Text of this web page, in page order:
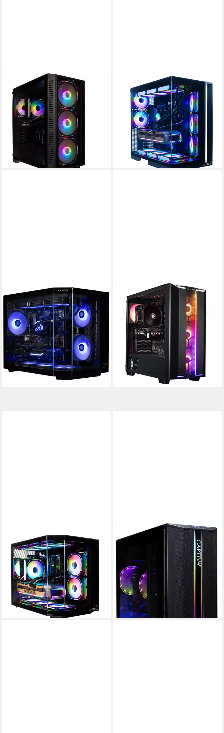
CAPTIVA
Highend Gaming R88-679 PC
AMD Ryzen 9
Prozessor
Radeon™ RX 9070 XT 16 GB
64 GB DDR5
Arbeitsspeicher
ab 2.990,67 € UVP3.399,00 €
86,83 €
mtl. in 48 Raten
in 3-4 Werktagen bei dir
Highend Gaming R90-367 PC
AMD Ryzen 9 Prozessor
GeForce® RTX™ 5080 16 GB
64 GB DDR5 Arbeitsspeicher
ab 4.253,89 € UVP
4.699,00 €
123,50 €mtl. in 48 Raten
in 3-4 Werktagen bei dir
CAPTIVA
Highend Gaming R89-652 PC
AMD Ryzen 7 Prozessor
GeForce® RTX™ 5070 Ti 16 GB
Grafikkarte
32 GB DDR5 Arbeitsspeicher
ab 2.490,63 € UVP 2.899,00 €
72,31 €mtl. in 48 Raten
-14%
in 3-4 Werktagen bei dir
CAPTIVA
Ultimate Gaming R90-968
PC
AMD Ryzen 5
Prozessor
GeForce® RTX™ 5090 32 GB
32 GB DDR5 Arbeitsspeicher
ab 5.535,00 €
5.999,00 €
160,70 €mtl. in 48 Raten
-8%
in 3-4 Werktagen bei dir
Entry Gaming R92-493 PC
AMD Ryzen 7 Prozessor
GeForce® RTX™ 5060 8 GB Grafikkarte
16 GB DDR4 Arbeitsspeicher
ab 1.195,72 € UVP1.599,00 €
34,72 €mtl. in 48 Raten
-25%
in 3-4 Werktagen bei dir
CAPTIVA
Entry Gaming I92-378 PC
Prozessor
GeForce® RTX™ 5060 8 GB Grafikkarte
32 GB DDR5 Arbeitsspeicher
ab 1.650,00 €
1.999,00 €
47,90 €mtl. in 48 Raten
-17%
in 3-4 Werktagen bei dir